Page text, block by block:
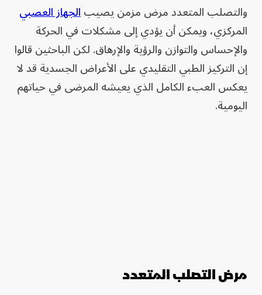
والتصلب المتعدد مرض مزمن يصيبالجهاز العصبي
المركزي، ويمكن أن يؤدي إلى مشكلات في الحركة
والإحساس والتوازن والرؤية والإرهاق. لكن الباحثين قالوا
إن التركيز الطبي التقليدي على الأعراض الجسدية قد لا
يعكس العبء الكامل الذي يعيشه المرضى في حياتهم
اليومية.
مرض التصلب المتعدد